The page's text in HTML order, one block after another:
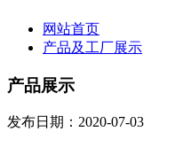
网站首页
产品及工厂展示
产品展示
发布日期：2020-07-03